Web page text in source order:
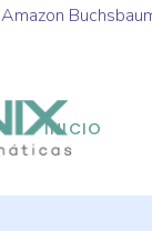
Amazon
INICIO